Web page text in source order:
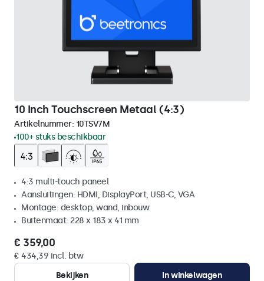
10 Inch Touchscreen Metaal (4:3)
Artikelnummer: 10TSV7M
100+ stuks beschikbaar
4:3 multi-touch paneel
Aansluitingen: HDMI, DisplayPort, USB-C, VGA
Montage: desktop, wand, inbouw
Buitenmaat: 228 x 183 x 41 mm
€ 359,00
€ 434,39 incl. btw
Bekijken
In winkelwagen